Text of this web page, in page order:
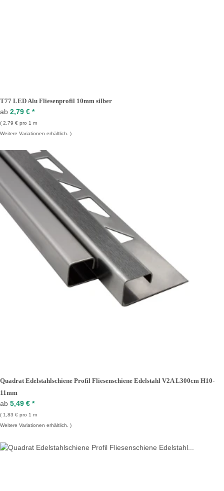
T77 LED Alu Fliesenprofil 10mm silber
ab 2,79 € *
2,79 € pro 1 m
Weitere Variationen erhältlich.
Quadrat Edelstahlschiene Profil Fliesenschiene Edelstahl V2A L300cm H10-
11mm
ab 5,49 € *
1,83 € pro 1 m
Weitere Variationen erhältlich.